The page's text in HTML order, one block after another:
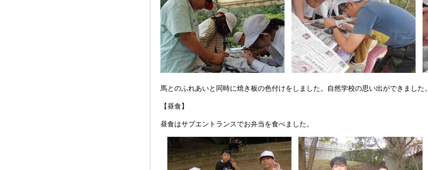
馬とのふれあいと同時に焼き板の色付けをしました。自然学校の思い出ができました。
【昼食】
昼食はサブエントランスでお弁当を食べました。